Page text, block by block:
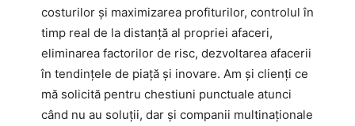
costurilor și maximizarea profiturilor, controlul în
timp real de la distanță al propriei afaceri,
eliminarea factorilor de risc, dezvoltarea afacerii
în tendințele de piață și inovare. Am și clienți ce
mă solicită pentru chestiuni punctuale atunci
când nu au soluții, dar și companii multinaționale